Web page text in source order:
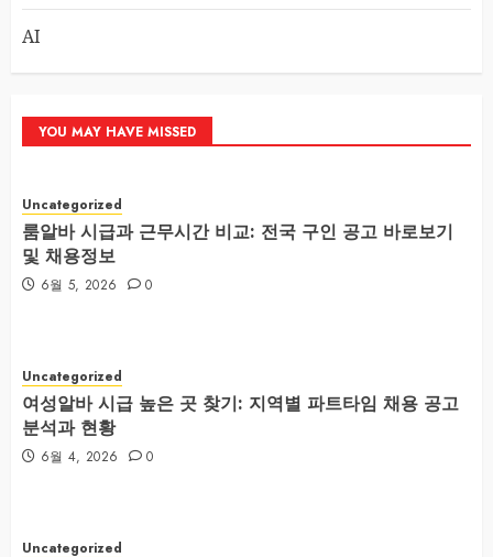
AI
YOU MAY HAVE MISSED
Uncategorized
룸알바 시급과 근무시간 비교: 전국 구인 공고 바로보기
및 채용정보
6월 5, 2026 0
Uncategorized
여성알바 시급 높은 곳 찾기: 지역별 파트타임 채용 공고
분석과 현황
6월 4, 2026 0
Uncategorized